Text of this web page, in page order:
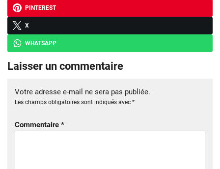
PINTEREST
X
WHATSAPP
Laisser un commentaire
Votre adresse e-mail ne sera pas publiée.
Les champs obligatoires sont indiqués avec *
Commentaire *